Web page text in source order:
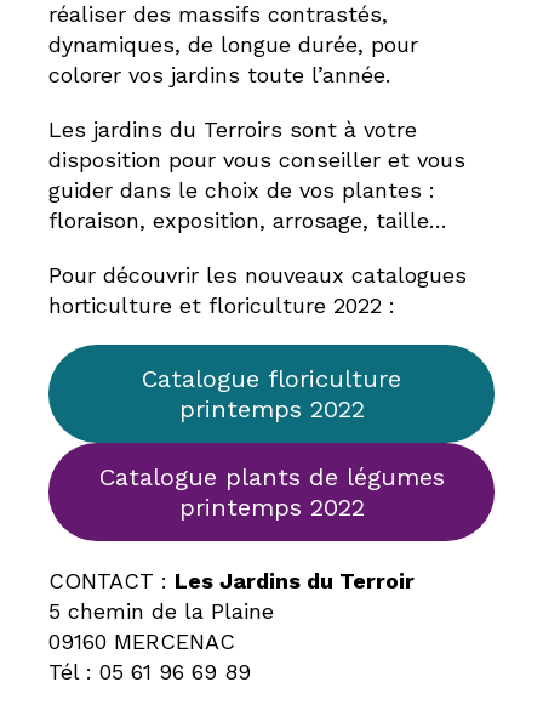
réaliser des massifs contrastés,
dynamiques, de longue durée, pour
colorer vos jardins toute l’année.
Les jardins du Terroirs sont à votre
disposition pour vous conseiller et vous
guider dans le choix de vos plantes :
floraison, exposition, arrosage, taille…
Pour découvrir les nouveaux catalogues
horticulture et floriculture 2022 :
Catalogue floriculture
printemps 2022
Catalogue plants de légumes
printemps 2022
CONTACT : Les Jardins du Terroir
5 chemin de la Plaine
09160 MERCENAC
Tél : 05 61 96 69 89